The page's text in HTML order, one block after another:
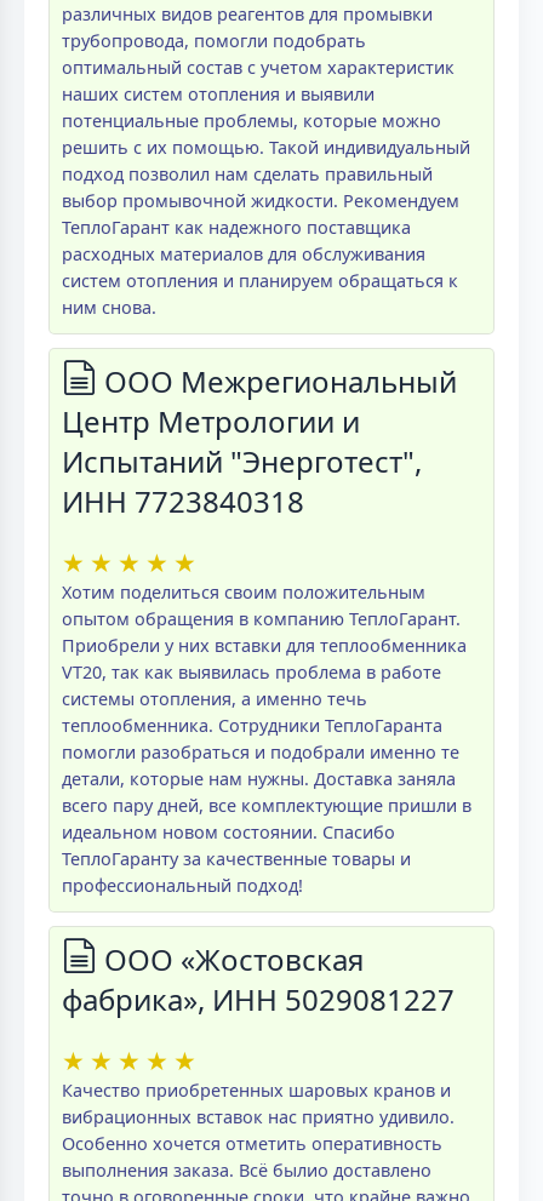
различных видов реагентов для промывки
трубопровода, помогли подобрать
оптимальный состав с учетом характеристик
наших систем отопления и выявили
потенциальные проблемы, которые можно
решить с их помощью. Такой индивидуальный
подход позволил нам сделать правильный
выбор промывочной жидкости. Рекомендуем
ТеплоГарант как надежного поставщика
расходных материалов для обслуживания
систем отопления и планируем обращаться к
ним снова.
ООО Межрегиональный
Центр Метрологии и
Испытаний "Энерготест",
ИНН 7723840318
★ ★ ★ ★ ★
Хотим поделиться своим положительным
опытом обращения в компанию ТеплоГарант.
Приобрели у них вставки для теплообменника
VT20, так как выявилась проблема в работе
системы отопления, а именно течь
теплообменника. Сотрудники ТеплоГаранта
помогли разобраться и подобрали именно те
детали, которые нам нужны. Доставка заняла
всего пару дней, все комплектующие пришли в
идеальном новом состоянии. Спасибо
ТеплоГаранту за качественные товары и
профессиональный подход!
ООО «Жостовская
фабрика», ИНН 5029081227
★ ★ ★ ★ ★
Качество приобретенных шаровых кранов и
вибрационных вставок нас приятно удивило.
Особенно хочется отметить оперативность
выполнения заказа. Всё былио доставлено
точно в оговоренные сроки, что крайне важно